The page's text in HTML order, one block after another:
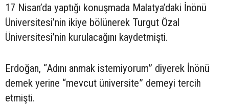
17 Nisan’da yaptığı konuşmada Malatya’daki İnönü
Üniversitesi’nin ikiye bölünerek Turgut Özal
Üniversitesi’nin kurulacağını kaydetmişti.
Erdoğan, “Adını anmak istemiyorum” diyerek İnönü
demek yerine “mevcut üniversite” demeyi tercih
etmişti.